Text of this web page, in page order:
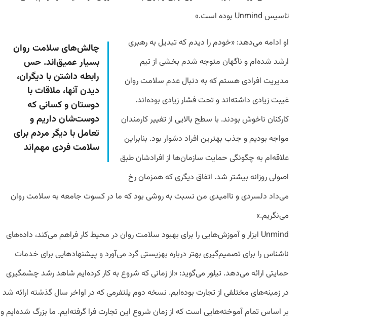
تاسیس Unmind بوده است.»
چالش‌های سلامت روان
بسیار عمیق‌اند. حس
رابطه داشتن با دیگران،
دیدن آنها، ملاقات با
دوستان و کسانی که
دوست‌شان داریم و
تعامل با دیگر مردم برای
سلامت فردی مهم‌اند
او ادامه می‌دهد: «خودم را دیدم که تبدیل به رهبری
ارشد ‌شده‌ام و ناگهان متوجه شدم بخشی از تیم
مدیریت افرادی هستم که به دنبال عدم سلامت روان
غیبت زیادی داشته‌اند و تحت فشار زیادی بوده‌اند.
کارکنان ناخوش بودند. با سطح بالایی از تغییر کارمندان
مواجه بودیم و جذب بهترین افراد دشوار بود. بنابراین
علاقه‌ام به چگونگی حمایت سازمان‌ها از افرادشان طبق
اصولی روزانه بیشتر شد. اتفاق دیگری که همزمان رخ
می‌داد دلسردی و ناامیدی من نسبت به روشی بود که ما در کسوت جامعه به سلامت روان
می‌نگریم.»
Unmind ابزار و آموزش‌هایی را برای بهبود سلامت روان در محیط کار فراهم می‌کند، داده‌های
ناشناس را برای تصمیم‌گیری بهتر درباره بهزیستی گرد می‌آورد و پیشنهادهایی برای خدمات
حمایتی ارائه می‌دهد. تیلور می‌گوید: «از زمانی که شروع به کار کرده‌ایم شاهد رشد چشمگیری
در زمینه‌های مختلفی از تجارت بوده‌ایم. نسخه دوم پلتفرمی که در اواخر سال گذشته ارائه شد
بر اساس تمام آموخته‌هایی است که از زمان شروع این تجارت فرا گرفته‌ایم. ما بزرگ شده‌ایم و